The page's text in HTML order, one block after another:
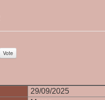
29/09/2025